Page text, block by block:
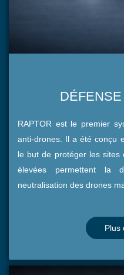
RAPTOR est le premier
anti-drones. Il a été conçu
le but de protéger les sites
élevées permettent la
neutralisation des drones
Plus